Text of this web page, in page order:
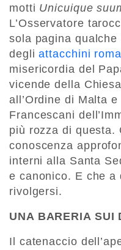
motti Unicuique
L’Osservatore
sola pagina qualche
degliattacchini
misericordia del
vicende della
all’Ordine di Malta
Francescani
più rozza di questa.
conoscenza
interni alla Santa
e canonico. E che a
rivolgersi.
UNA BARERIA SUI
Il catenaccio